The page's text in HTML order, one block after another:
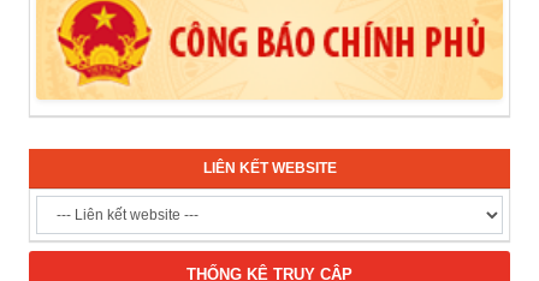
LIÊN KẾT WEBSITE
THỐNG KÊ TRUY CẬP